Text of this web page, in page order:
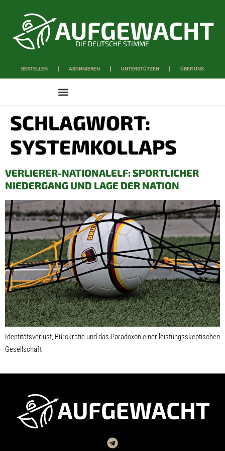
DIE DEUTSCHE STIMME
BESTELLEN ABONNIEREN UNTERSTÜTZEN ÜBER UNS
SCHLAGWORT:
SYSTEMKOLLAPS
VERLIERER-NATIONALELF: SPORTLICHER
NIEDERGANG UND LAGE DER NATION
Identitätsverlust, Bürokratie und das Paradoxon einer leistungsskeptischen
Gesellschaft